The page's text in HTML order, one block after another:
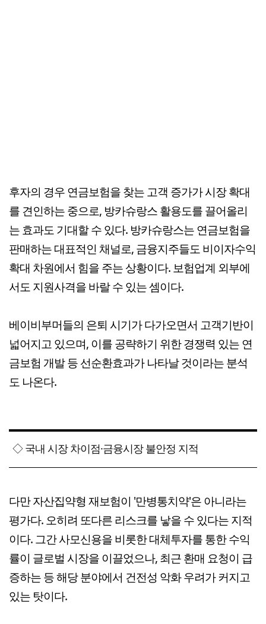
후자의 경우 연금보험을 찾는 고객 증가가 시장 확대
를 견인하는 중으로, 방카슈랑스 활용도를 끌어올리
는 효과도 기대할 수 있다. 방카슈랑스는 연금보험을
판매하는 대표적인 채널로, 금융지주들도 비이자수익
확대 차원에서 힘을 주는 상황이다. 보험업계 외부에
서도 지원사격을 바랄 수 있는 셈이다.
베이비부머들의 은퇴 시기가 다가오면서 고객기반이
넓어지고 있으며, 이를 공략하기 위한 경쟁력 있는 연
금보험 개발 등 선순환효과가 나타날 것이라는 분석
도 나온다.
◇ 국내 시장 차이점·금융시장 불안정 지적
다만 자산집약형 재보험이 '만병통치약'은 아니라는
평가다. 오히려 또다른 리스크를 낳을 수 있다는 지적
이다. 그간 사모신용을 비롯한 대체투자를 통한 수익
률이 글로벌 시장을 이끌었으나, 최근 환매 요청이 급
증하는 등 해당 분야에서 건전성 악화 우려가 커지고
있는 탓이다.